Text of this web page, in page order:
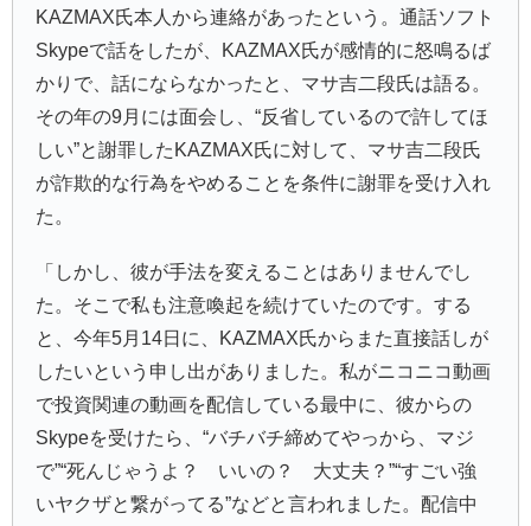
KAZMAX氏本人から連絡があったという。通話ソフト
Skypeで話をしたが、KAZMAX氏が感情的に怒鳴るば
かりで、話にならなかったと、マサ吉二段氏は語る。
その年の9月には面会し、“反省しているので許してほ
しい”と謝罪したKAZMAX氏に対して、マサ吉二段氏
が詐欺的な行為をやめることを条件に謝罪を受け入れ
た。
「しかし、彼が手法を変えることはありませんでし
た。そこで私も注意喚起を続けていたのです。する
と、今年5月14日に、KAZMAX氏からまた直接話しが
したいという申し出がありました。私がニコニコ動画
で投資関連の動画を配信している最中に、彼からの
Skypeを受けたら、“バチバチ締めてやっから、マジ
で”“死んじゃうよ？ いいの？ 大丈夫？”“すごい強
いヤクザと繋がってる”などと言われました。配信中